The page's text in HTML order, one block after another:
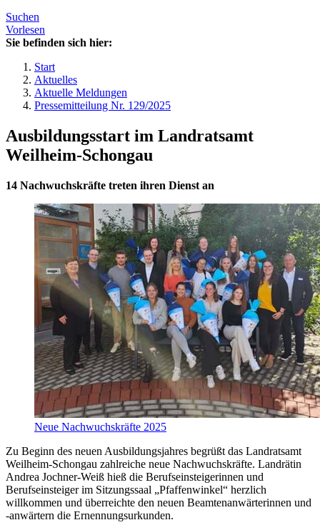
Suchen
Vorlesen
Sie befinden sich hier:
Start
Aktuelles
Aktuelle Meldungen
Pressemitteilung Nr. 129/2025
Ausbildungsstart im Landratsamt
Weilheim-Schongau
14 Nachwuchskräfte treten ihren Dienst an
Neue Nachwuchskräfte 2025
Zu Beginn des neuen Ausbildungsjahres begrüßt das Landratsamt
Weilheim-Schongau zahlreiche neue Nachwuchskräfte. Landrätin
Andrea Jochner-Weiß hieß die Berufseinsteigerinnen und
Berufseinsteiger im Sitzungssaal „Pfaffenwinkel“ herzlich
willkommen und überreichte den neuen Beamtenanwärterinnen und
-anwärtern die Ernennungsurkunden.